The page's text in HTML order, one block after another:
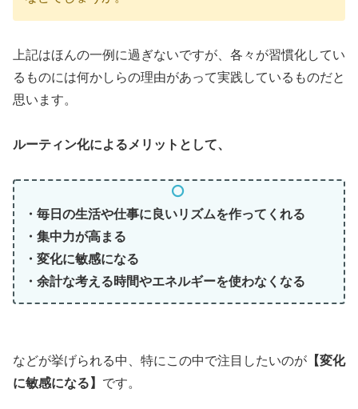
上記はほんの一例に過ぎないですが、各々が習慣化してい
るものには何かしらの理由があって実践しているものだと
思います。
ルーティン化によるメリットとして、
・毎日の生活や仕事に良いリズムを作ってくれる
・集中力が高まる
・変化に敏感になる
・余計な考える時間やエネルギーを使わなくなる
などが挙げられる中、特にこの中で注目したいのが 【変化
に敏感になる】 です。